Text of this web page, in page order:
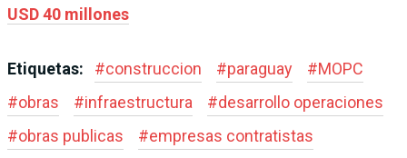
USD 40 millones
Etiquetas: #construccion #paraguay #MOPC
#obras #infraestructura #desarrollo operaciones
#obras publicas #empresas contratistas